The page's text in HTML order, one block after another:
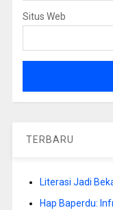
Situs Web
TERBARU
Literasi Jadi
Hap Baperdu: